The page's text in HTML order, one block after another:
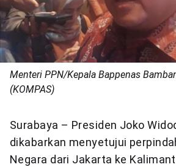
Menteri PPN/Kepala Bappenas
(KOMPAS)
Surabaya – Presiden Joko
dikabarkan menyetujui
Negara dari Jakarta ke